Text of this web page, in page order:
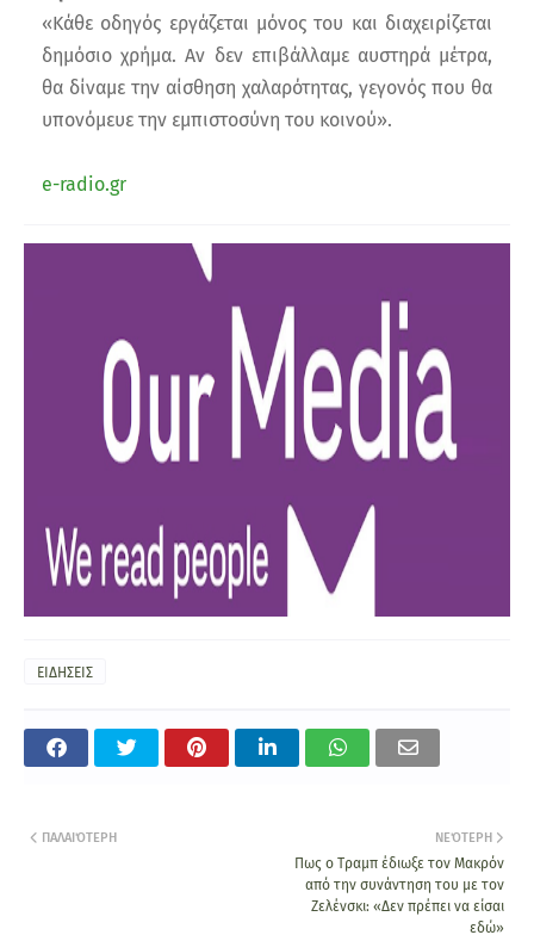
«Κάθε οδηγός εργάζεται μόνος του και διαχειρίζεται
δημόσιο χρήμα. Αν δεν επιβάλλαμε αυστηρά μέτρα,
θα δίναμε την αίσθηση χαλαρότητας, γεγονός που θα
υπονόμευε την εμπιστοσύνη του κοινού».
e-radio.gr
ΕΙΔΗΣΕΙΣ
ΝΕΌΤΕΡΗ
Πως ο Τραμπ έδιωξε τον Μακρόν
από την συνάντηση του με τον
Ζελένσκι: «Δεν πρέπει να είσαι
εδώ»
ΠΑΛΑΙΌΤΕΡΗ